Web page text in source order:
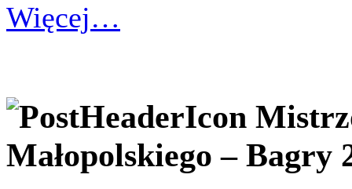
Więcej…
Małopolskiego – Bagry